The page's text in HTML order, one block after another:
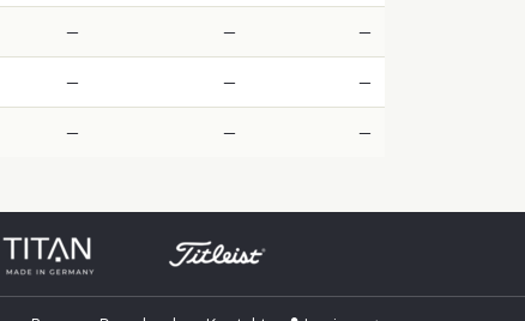
— — —
— — —
— — —